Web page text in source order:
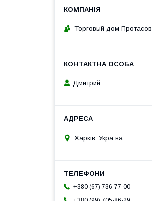
Торговый дом Протасов
Дмитрий
Харків, Україна
+380 (67) 736-77-00